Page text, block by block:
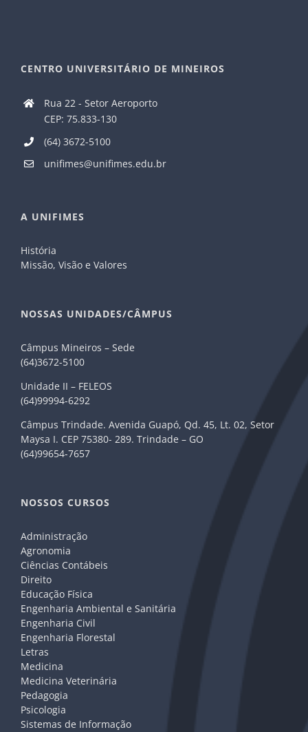
CENTRO UNIVERSITÁRIO DE MINEIROS
Rua 22 - Setor Aeroporto
CEP: 75.833-130
(64) 3672-5100
unifimes@unifimes.edu.br
A UNIFIMES
História
Missão, Visão e Valores
NOSSAS UNIDADES/CÂMPUS
Câmpus Mineiros – Sede
(64)3672-5100
Unidade II – FELEOS
(64)99994-6292
Câmpus Trindade. Avenida Guapó, Qd. 45, Lt. 02, Setor
Maysa I. CEP 75380- 289. Trindade – GO
(64)99654-7657
NOSSOS CURSOS
Administração
Agronomia
Ciências Contábeis
Direito
Educação Física
Engenharia Ambiental e Sanitária
Engenharia Civil
Engenharia Florestal
Letras
Medicina
Medicina Veterinária
Pedagogia
Psicologia
Sistemas de Informação